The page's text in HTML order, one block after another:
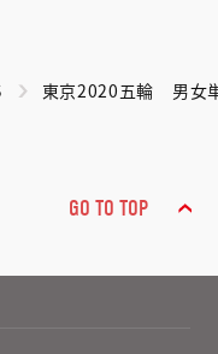
東京2020五輪 男女
GO TO TOP